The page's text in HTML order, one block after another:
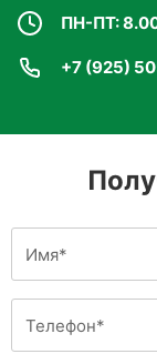
течение 1–2
ПН-ПТ:
+7 (925)